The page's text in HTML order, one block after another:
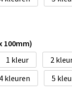
100mm)
1
2
4
5